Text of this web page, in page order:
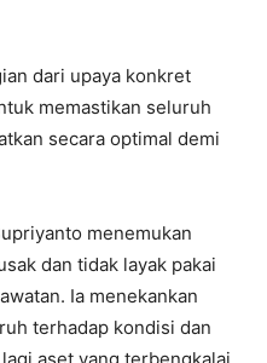
dari upaya konkret
memastikan seluruh
secara optimal demi
menemukan
dan tidak layak pakai
Ia menekankan
terhadap kondisi dan